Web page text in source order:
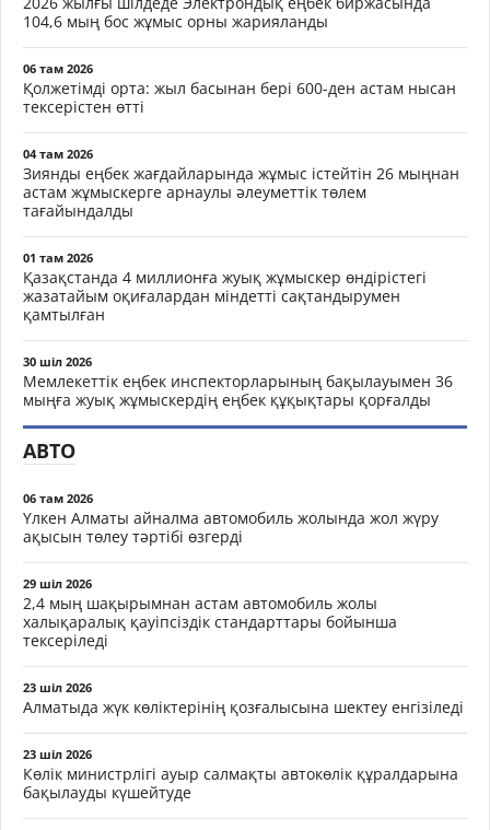
104,6 мың бос жұмыс орны жарияланды
06 там 2026
Қолжетімді орта: жыл басынан бері 600-ден астам нысан
тексерістен өтті
04 там 2026
Зиянды еңбек жағдайларында жұмыс істейтін 26 мыңнан
астам жұмыскерге арнаулы әлеуметтік төлем
тағайындалды
01 там 2026
Қазақстанда 4 миллионға жуық жұмыскер өндірістегі
жазатайым оқиғалардан міндетті сақтандырумен
қамтылған
30 шіл 2026
Мемлекеттік еңбек инспекторларының бақылауымен 36
мыңға жуық жұмыскердің еңбек құқықтары қорғалды
АВТО
06 там 2026
Үлкен Алматы айналма автомобиль жолында жол жүру
ақысын төлеу тәртібі өзгерді
29 шіл 2026
2,4 мың шақырымнан астам автомобиль жолы
халықаралық қауіпсіздік стандарттары бойынша
тексеріледі
23 шіл 2026
Алматыда жүк көліктерінің қозғалысына шектеу енгізіледі
23 шіл 2026
Көлік министрлігі ауыр салмақты автокөлік құралдарына
бақылауды күшейтуде